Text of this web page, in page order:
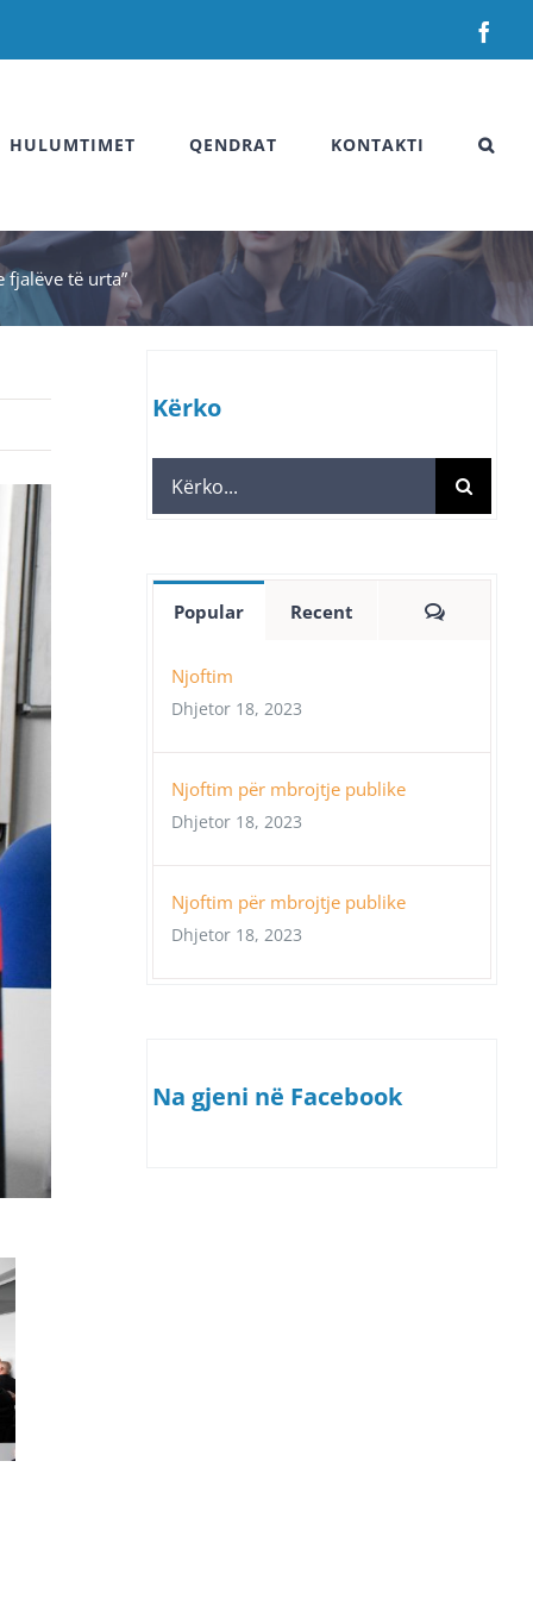
HULUMTIMET QENDRAT KONTAKTI
fjalëve të urta”
Kërko
Search
for:
Popular Recent
Njoftim
Dhjetor 18, 2023
Njoftim për mbrojtje publike
Dhjetor 18, 2023
Njoftim për mbrojtje publike
Dhjetor 18, 2023
Na gjeni në Facebook